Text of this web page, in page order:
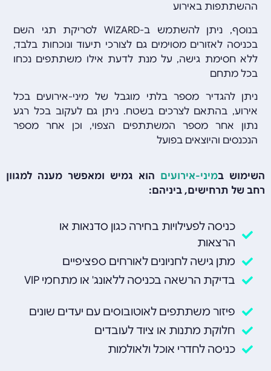
ההשתתפות באירוע
בנוסף, ניתן להשתמש ב-WIZARD לסריקת תגי השם
בכניסה לאזורים מסוימים גם לצורכי תיעוד ונוכחות בלבד,
ללא חסימת גישה, על מנת לדעת אילו משתתפים נכחו
בכל מתחם
ניתן להגדיר מספר בלתי מוגבל של מיני-אירועים בכל
אירוע, בהתאם לצרכים בשטח. ניתן גם לעקוב בכל רגע
נתון אחר מספר המשתתפים הצפוי, וכן אחר מספר
הנכנסים והיוצאים בפועל
השימוש במיני-אירועים הוא גמיש ומאפשר מענה למגוון
רחב של תרחישים, ביניהם:
פיזור משתתפים לאוטובוסים עם יעדים שונים
חלוקת מתנות או ציוד לעובדים
כניסה לחדרי אוכל ולאולמות
כניסה לפעילויות בחירה כגון סדנאות או
הרצאות
מתן גישה לחניונים לאורחים ספציפיים
בדיקת הרשאה בכניסה ללאונג' או מתחמי VIP